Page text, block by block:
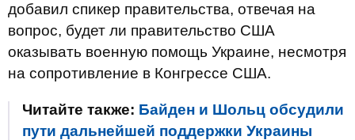
добавил спикер правительства, отвечая на
вопрос, будет ли правительство США
оказывать военную помощь Украине, несмотря
на сопротивление в Конгрессе США.
Читайте также: Байден и Шольц обсудили
пути дальнейшей поддержки Украины